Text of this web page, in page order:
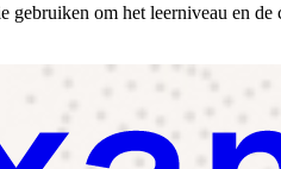
gebruiken om het leerniveau en